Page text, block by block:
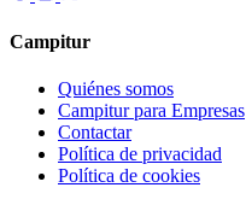
Campitur
Quiénes somos
Campitur para Empresas
Contactar
Política de privacidad
Política de cookies